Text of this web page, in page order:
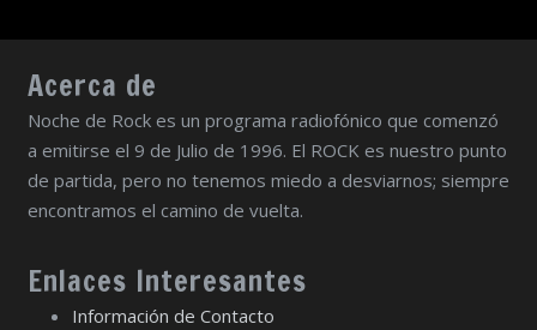
Acerca de
Noche de Rock es un programa radiofónico que comenzó
a emitirse el 9 de Julio de 1996. El ROCK es nuestro punto
de partida, pero no tenemos miedo a desviarnos; siempre
encontramos el camino de vuelta.
Enlaces Interesantes
Información de Contacto